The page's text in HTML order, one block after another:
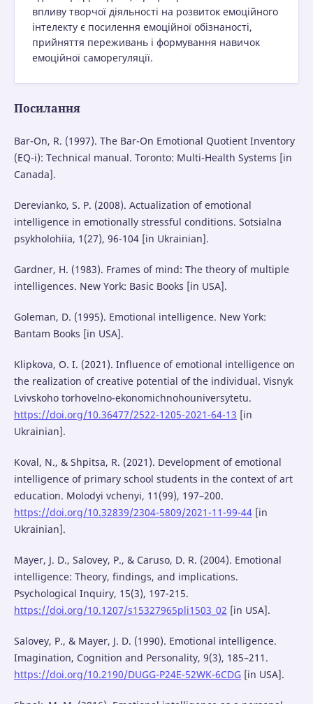
впливу творчої діяльності на розвиток емоційного
інтелекту є посилення емоційної обізнаності,
прийняття переживань і формування навичок
емоційної саморегуляції.
Посилання
Bar-On, R. (1997). The Bar-On Emotional Quotient Inventory
(EQ-i): Technical manual. Toronto: Multi-Health Systems [in
Canada].
Derevianko, S. P. (2008). Actualization of emotional
intelligence in emotionally stressful conditions. Sotsialna
psykholohiia, 1(27), 96-104 [in Ukrainian].
Gardner, H. (1983). Frames of mind: The theory of multiple
intelligences. New York: Basic Books [in USA].
Goleman, D. (1995). Emotional intelligence. New York:
Bantam Books [in USA].
Klipkova, O. I. (2021). Influence of emotional intelligence on
the realization of creative potential of the individual. Visnyk
Lvivskoho torhovelno-ekonomichnohouniversytetu.
https://doi.org/10.36477/2522-1205-2021-64-13 [in
Ukrainian].
Koval, N., & Shpitsa, R. (2021). Development of emotional
intelligence of primary school students in the context of art
education. Molodyi vchenyi, 11(99), 197–200.
https://doi.org/10.32839/2304-5809/2021-11-99-44[in
Ukrainian].
Mayer, J. D., Salovey, P., & Caruso, D. R. (2004). Emotional
intelligence: Theory, findings, and implications.
Psychological Inquiry, 15(3), 197-215.
https://doi.org/10.1207/s15327965pli1503_02 [in USA].
Salovey, P., & Mayer, J. D. (1990). Emotional intelligence.
Imagination, Cognition and Personality, 9(3), 185–211.
https://doi.org/10.2190/DUGG-P24E-52WK-6CDG[in USA].